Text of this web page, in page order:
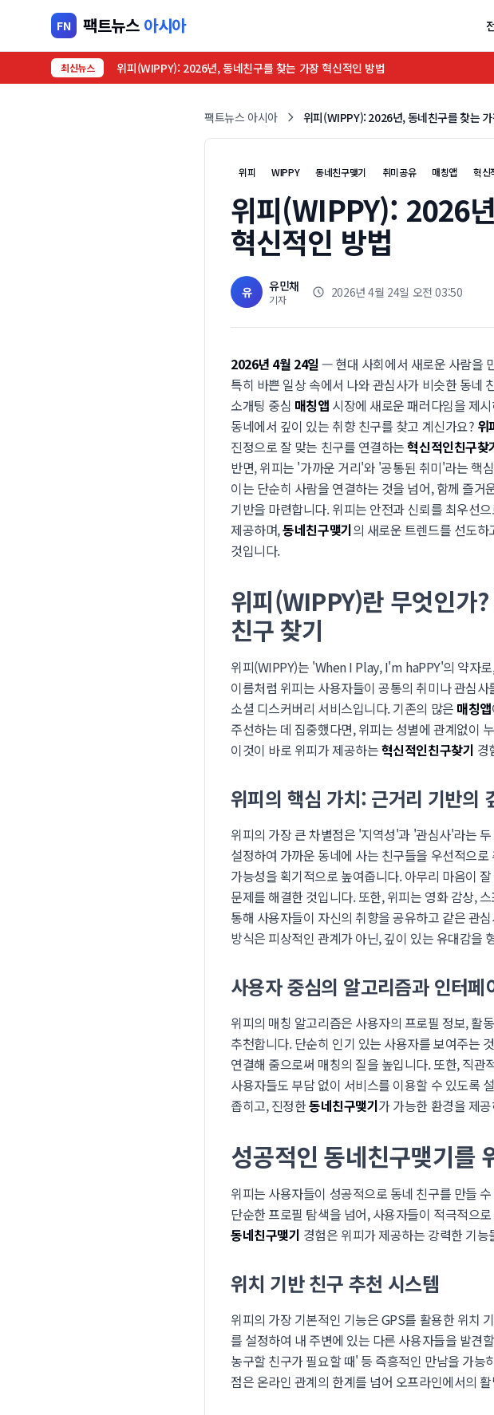
FN 팩트뉴스아시아
최신뉴스 위피(WIPPY): 2026년, 동네친구를 찾는 가장 혁신적인 방법
팩트뉴스 아시아 위피(WIPPY): 2026년, 동네친구를 찾는
위피 WIPPY 동네친구맺기 취미공유 매칭앱 혁신
위피(WIPPY): 2026
혁신적인 방법
유 유민채
기자 2026년 4월 24일 오전 03:50
2026년 4월 24일 — 현대 사회에서 새로운 사람을
특히 바쁜 일상 속에서 나와 관심사가 비슷한 동네
소개팅 중심 매칭앱 시장에 새로운 패러다임을 제
동네에서 깊이 있는 취향 친구를 찾고 계신가요? 위
진정으로 잘 맞는 친구를 연결하는혁신적인친구찾
반면, 위피는 '가까운 거리'와 '공통된 취미'라는 핵
이는 단순히 사람을 연결하는 것을 넘어, 함께 즐
기반을 마련합니다. 위피는 안전과 신뢰를 최우선
제공하며,동네친구맺기의 새로운 트렌드를 선도
것입니다.
위피(WIPPY)란 무엇인가
친구 찾기
위피(WIPPY)는 'When I Play, I'm haPPY'의 약자
이름처럼 위피는 사용자들이 공통의 취미나 관심
소셜 디스커버리 서비스입니다. 기존의 많은 매칭앱
주선하는 데 집중했다면, 위피는 성별에 관계없이
이것이 바로 위피가 제공하는혁신적인친구찾기 경
위피의 핵심 가치: 근거리 기반의
위피의 가장 큰 차별점은 '지역성'과 '관심사'라는
설정하여 가까운 동네에 사는 친구들을 우선적으
가능성을 획기적으로 높여줍니다. 아무리 마음이
문제를 해결한 것입니다. 또한, 위피는 영화 감상,
통해 사용자들이 자신의 취향을 공유하고 같은 관
방식은 피상적인 관계가 아닌, 깊이 있는 유대감을
사용자 중심의 알고리즘과 인터페
위피의 매칭 알고리즘은 사용자의 프로필 정보, 활
추천합니다. 단순히 인기 있는 사용자를 보여주는
연결해 줌으로써 매칭의 질을 높입니다. 또한, 직
사용자들도 부담 없이 서비스를 이용할 수 있도록
좁히고, 진정한동네친구맺기가 가능한 환경을 제
성공적인 동네친구맺기를
위피는 사용자들이 성공적으로 동네 친구를 만들
단순한 프로필 탐색을 넘어, 사용자들이 적극적으
동네친구맺기 경험은 위피가 제공하는 강력한 기
위치 기반 친구 추천 시스템
위피의 가장 기본적인 기능은 GPS를 활용한 위치
를 설정하여 내 주변에 있는 다른 사용자들을 발견
농구할 친구가 필요할 때' 등 즉흥적인 만남을 가
점은 온라인 관계의 한계를 넘어 오프라인에서의